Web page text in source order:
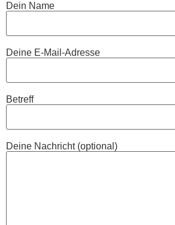
Dein Name
Deine E-Mail-Adresse
Betreff
Deine Nachricht (optional)